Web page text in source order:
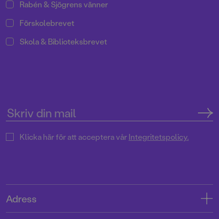
Rabén & Sjögrens vänner
Förskolebrevet
Skola & Biblioteksbrevet
Klicka här för att acceptera vårIntegritetspolicy.
Adress